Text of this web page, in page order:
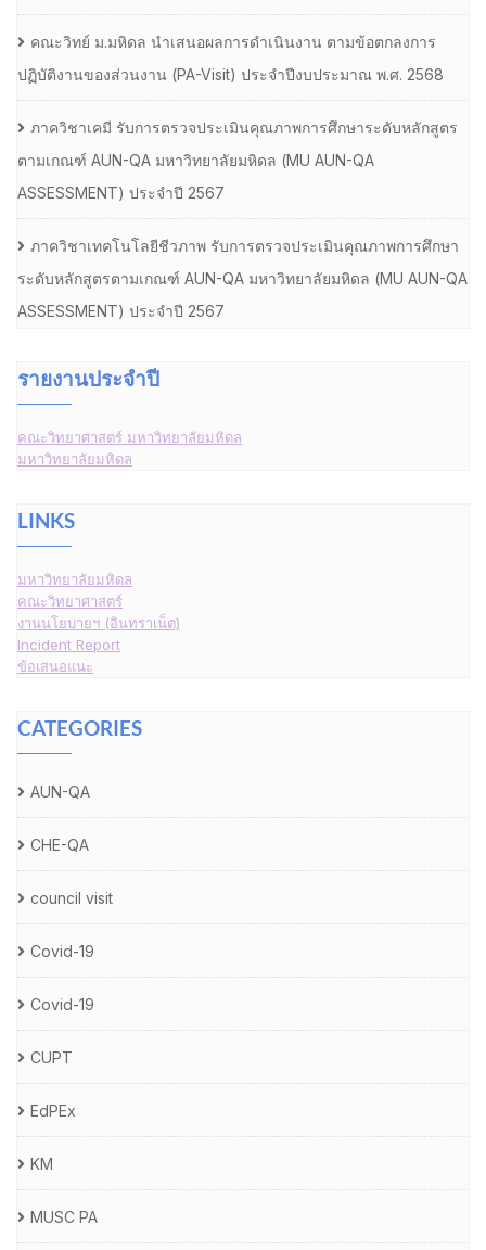
คณะวิทย์ ม.มหิดล นำเสนอผลการดำเนินงาน ตามข้อตกลงการ
ปฏิบัติงานของส่วนงาน (PA-Visit) ประจำปีงบประมาณ พ.ศ. 2568
ภาควิชาเคมี รับการตรวจประเมินคุณภาพการศึกษาระดับหลักสูตร
ตามเกณฑ์ AUN-QA มหาวิทยาลัยมหิดล (MU AUN-QA
ASSESSMENT) ประจำปี 2567
ภาควิชาเทคโนโลยีชีวภาพ รับการตรวจประเมินคุณภาพการศึกษา
ระดับหลักสูตรตามเกณฑ์ AUN-QA มหาวิทยาลัยมหิดล (MU AUN-QA
ASSESSMENT) ประจำปี 2567
รายงานประจำปี
คณะวิทยาศาสตร์ มหาวิทยาลัยมหิดล
มหาวิทยาลัยมหิดล
LINKS
มหาวิทยาลัยมหิดล
คณะวิทยาศาสตร์
งานนโยบายฯ (อินทราเน็ต)
Incident Report
ข้อเสนอแนะ
CATEGORIES
AUN-QA
CHE-QA
council visit
Covid-19
Covid-19
CUPT
EdPEx
KM
MUSC PA